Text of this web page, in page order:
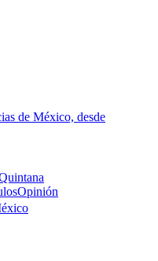
de México, desde
Opinión